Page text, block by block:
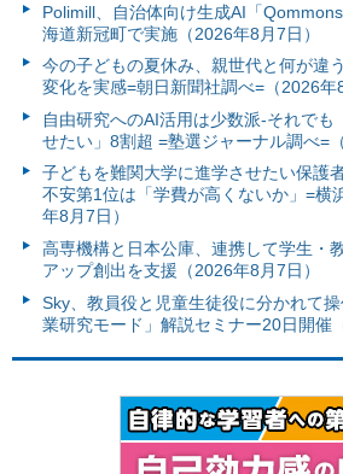
Polimill、自治体向け生成AI「
海道新冠町で実施（2026年8月7日）
今の子どもの夏休み、親世代と何が違
変化を実感=朝日新聞社調べ=（2026年8
自由研究へのAI活用は少数派-それでも
せたい」8割超 =塾選ジャーナル調べ=
子どもを難関大学に進学させたい保護
不安第1位は「学費が高くないか」=横
年8月7日）
高専機構と日本公庫、連携して学生・
アップ創出を支援（2026年8月7日）
Sky、教員役と児童生徒役に分かれて
業研究モード」解説セミナー20日開催